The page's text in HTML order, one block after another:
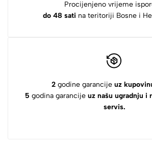
Procijenjeno vrijeme
do 48 sati na teritoriji Bosne i
2 godine garancije uz
5 godina garancije uz našu ugradnju i
servis.